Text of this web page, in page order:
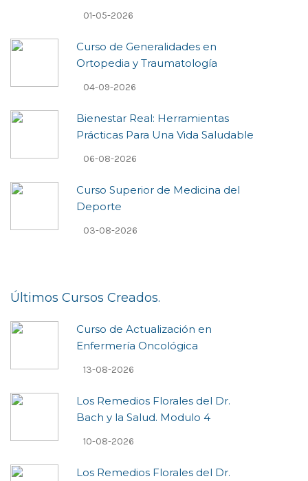
01-05-2026
Curso de Generalidades en
Ortopedia y Traumatología
04-09-2026
Bienestar Real: Herramientas
Prácticas Para Una Vida Saludable
06-08-2026
Curso Superior de Medicina del
Deporte
03-08-2026
Últimos Cursos Creados.
Curso de Actualización en
Enfermería Oncológica
13-08-2026
Los Remedios Florales del Dr.
Bach y la Salud. Modulo 4
10-08-2026
Los Remedios Florales del Dr.